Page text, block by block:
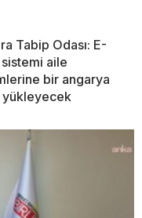
Tabip Odası: E-
aile
bir angarya
yükleyecek